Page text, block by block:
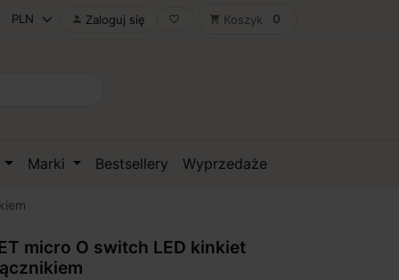
 Zaloguj się favorite_border shopping_cart Koszyk 0
Marki Bestsellery Wyprzedaże
micro O switch LED kinkiet